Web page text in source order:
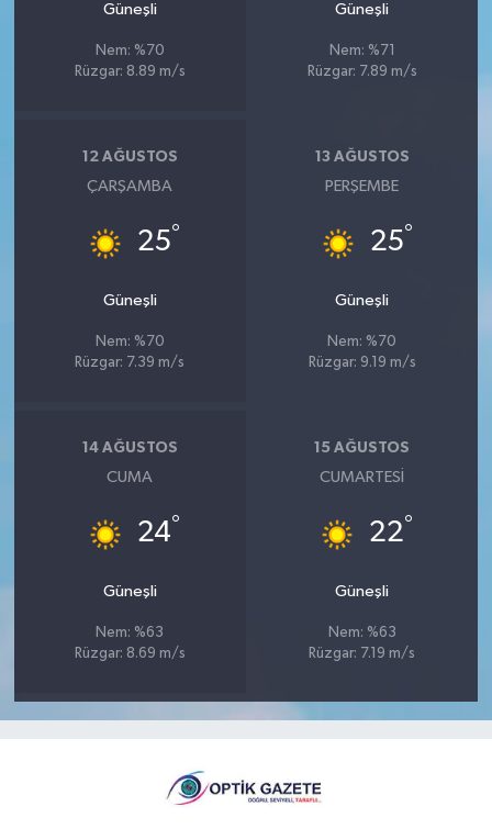
Güneşli
Nem: %70
Rüzgar: 8.89 m/s
Güneşli
Nem: %71
Rüzgar: 7.89 m/s
12 AĞUSTOS
ÇARŞAMBA
25°
Güneşli
Nem: %70
Rüzgar: 7.39 m/s
13 AĞUSTOS
PERŞEMBE
25°
Güneşli
Nem: %70
Rüzgar: 9.19 m/s
14 AĞUSTOS
CUMA
24°
Güneşli
Nem: %63
Rüzgar: 8.69 m/s
15 AĞUSTOS
CUMARTESI
22°
Güneşli
Nem: %63
Rüzgar: 7.19 m/s